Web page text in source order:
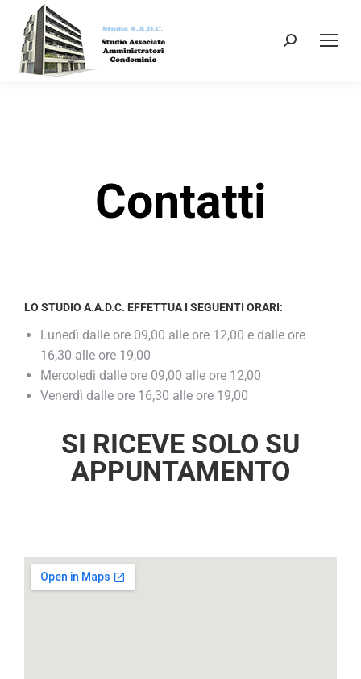
Contatti
LO STUDIO A.A.D.C. EFFETTUA I SEGUENTI ORARI:
Lunedì dalle ore 09,00 alle ore 12,00 e dalle ore
16,30 alle ore 19,00
Mercoledì dalle ore 09,00 alle ore 12,00
Venerdì dalle ore 16,30 alle ore 19,00
SI RICEVE SOLO SU
APPUNTAMENTO